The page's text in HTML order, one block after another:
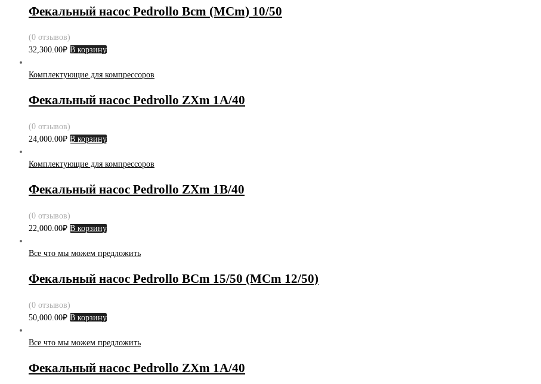
Фекальный насос Pedrollo Bcm (MCm) 10/50
(0 отзывов)
32,300.00₽ В корзину
Комплектующие для компрессоров
Фекальный насос Pedrollo ZXm 1А/40
(0 отзывов)
24,000.00₽ В корзину
Комплектующие для компрессоров
Фекальный насос Pedrollo ZXm 1B/40
(0 отзывов)
22,000.00₽ В корзину
Все что мы можем предложить
Фекальный насос Pedrollo BCm 15/50 (MCm 12/50)
(0 отзывов)
50,000.00₽ В корзину
Все что мы можем предложить
Фекальный насос Pedrollo ZXm 1А/40